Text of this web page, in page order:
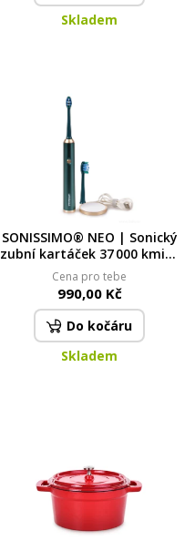
Skladem
SONISSIMO® NEO | Sonický
zubní kartáček 37 000 kmitů
| 5 režimů & USB nabíjení
metalic green
Cena pro tebe
990,00 Kč
Do kočáru
Skladem